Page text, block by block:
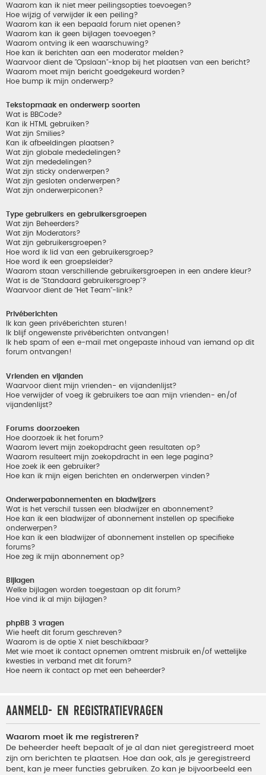
Waarom kan ik niet meer peilingsopties toevoegen?
Hoe wijzig of verwijder ik een peiling?
Waarom kan ik een bepaald forum niet openen?
Waarom kan ik geen bijlagen toevoegen?
Waarom ontving ik een waarschuwing?
Hoe kan ik berichten aan een moderator melden?
Waarvoor dient de "Opslaan"-knop bij het plaatsen van een bericht?
Waarom moet mijn bericht goedgekeurd worden?
Hoe bump ik mijn onderwerp?
Tekstopmaak en onderwerp soorten
Wat is BBCode?
Kan ik HTML gebruiken?
Wat zijn Smilies?
Kan ik afbeeldingen plaatsen?
Wat zijn globale mededelingen?
Wat zijn mededelingen?
Wat zijn sticky onderwerpen?
Wat zijn gesloten onderwerpen?
Wat zijn onderwerpiconen?
Type gebruikers en gebruikersgroepen
Wat zijn Beheerders?
Wat zijn Moderators?
Wat zijn gebruikersgroepen?
Hoe word ik lid van een gebruikersgroep?
Hoe word ik een groepsleider?
Waarom staan verschillende gebruikersgroepen in een andere kleur?
Wat is de "Standaard gebruikersgroep"?
Waarvoor dient de "Het Team"-link?
Privéberichten
Ik kan geen privéberichten sturen!
Ik blijf ongewenste privéberichten ontvangen!
Ik heb spam of een e-mail met ongepaste inhoud van iemand op dit
forum ontvangen!
Vrienden en vijanden
Waarvoor dient mijn vrienden- en vijandenlijst?
Hoe verwijder of voeg ik gebruikers toe aan mijn vrienden- en/of
vijandenlijst?
Forums doorzoeken
Hoe doorzoek ik het forum?
Waarom levert mijn zoekopdracht geen resultaten op?
Waarom resulteert mijn zoekopdracht in een lege pagina?
Hoe zoek ik een gebruiker?
Hoe kan ik mijn eigen berichten en onderwerpen vinden?
Onderwerpabonnementen en bladwijzers
Wat is het verschil tussen een bladwijzer en abonnement?
Hoe kan ik een bladwijzer of abonnement instellen op specifieke
onderwerpen?
Hoe kan ik een bladwijzer of abonnement instellen op specifieke
forums?
Hoe zeg ik mijn abonnement op?
Bijlagen
Welke bijlagen worden toegestaan op dit forum?
Hoe vind ik al mijn bijlagen?
phpBB 3 vragen
Wie heeft dit forum geschreven?
Waarom is de optie X niet beschikbaar?
Met wie moet ik contact opnemen omtrent misbruik en/of wettelijke
kwesties in verband met dit forum?
Hoe neem ik contact op met een beheerder?
Aanmeld- en registratievragen
Waarom moet ik me registreren?
De beheerder heeft bepaalt of je al dan niet geregistreerd moet
zijn om berichten te plaatsen. Hoe dan ook, als je geregistreerd
bent, kan je meer functies gebruiken. Zo kan je bijvoorbeeld een